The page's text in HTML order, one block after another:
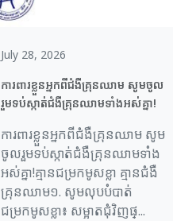
July 28, 2026
ការពារខ្លួនអ្នកពីជំងឺគ្រុនឈាម សូមចូល
រួមទប់ស្កាត់ជំងឺគ្រុនឈាមទាំងអស់គ្នា!
ការពារខ្លួនអ្នកពីជំងឺគ្រុនឈាម សូម
ចូលរួមទប់ស្កាត់ជំងឺគ្រុនឈាមទាំង
អស់គ្នា!គ្មានជម្រកមូសខ្លា គ្មានជំងឺ
គ្រុនឈាម១. សូមលុបបំបាត់
ជម្រកមូសខ្លា៖ សម្អាតជុំវិញផ្...